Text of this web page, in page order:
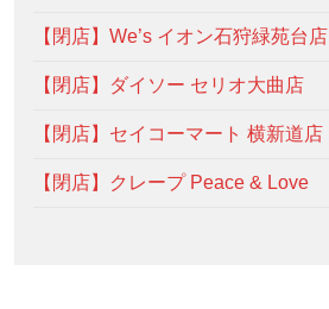
【閉店】We’s イオン石狩緑苑台店
【閉店】ダイソー セリオ大曲店
【閉店】セイコーマート 横新道店
【閉店】クレープ Peace & Love